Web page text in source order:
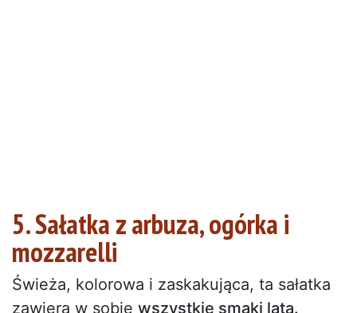
5. Sałatka z arbuza, ogórka i
mozzarelli
Świeża, kolorowa i zaskakująca, ta sałatka
zawiera w sobie wszystkie smaki lata.